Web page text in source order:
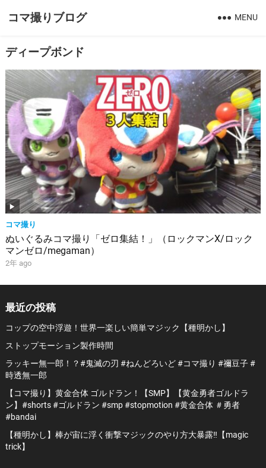
コマ撮りブログ MENU
ディープボンド
コマ撮り
ぬいぐるみコマ撮り「ゼロ集結！」（ロックマンX/ロック
マンゼロ/megaman）
2年 ago
最近の投稿
コップの空中浮遊！世界一楽しい簡単マジック【種明かし】
ストップモーション製作時間
ラッキー無一郎！？#鬼滅の刃 #ねんどろいど #コマ撮り #禰豆子 #
時透無一郎
【コマ撮り】黄金合体 ゴルドラン！【SMP】【黄金勇者ゴルドラ
ン】#shorts #ゴルドラン #smp #stopmotion #黄金合体 ＃勇者
#bandai
【種明かし】棒が宙に浮く衝撃マジックのやり方大暴露‼️【magic
trick】